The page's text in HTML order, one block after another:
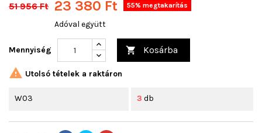
51 956 Ft 23 380 Ft 55% megtakarítás
Adóval együtt
Mennyiség  Kosárba
 Utolsó tételek a raktáron
W03 3 db